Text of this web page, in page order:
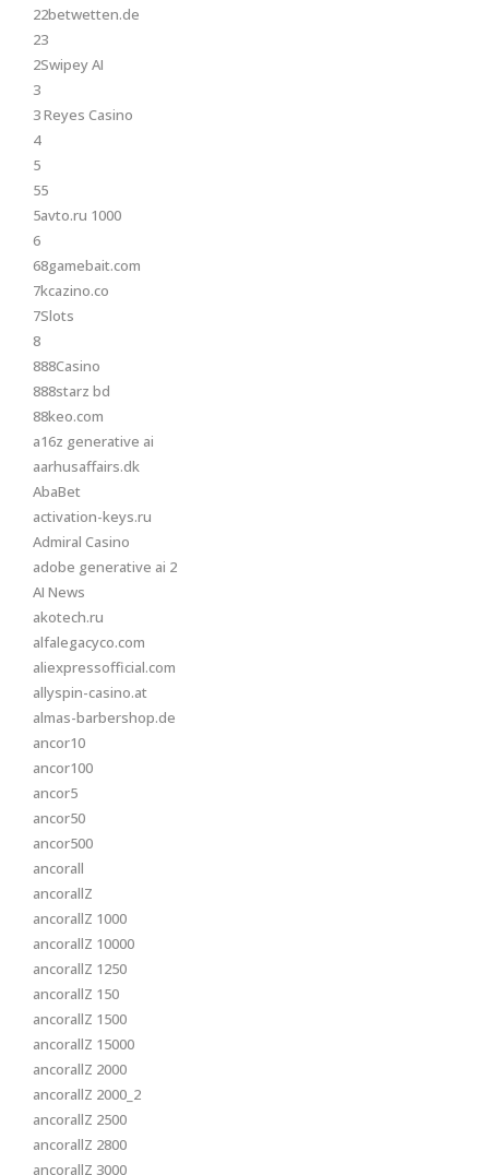
22betwetten.de
23
2Swipey AI
3
3 Reyes Casino
4
5
55
5avto.ru 1000
6
68gamebait.com
7kcazino.co
7Slots
8
888Casino
888starz bd
88keo.com
a16z generative ai
aarhusaffairs.dk
AbaBet
activation-keys.ru
Admiral Casino
adobe generative ai 2
AI News
akotech.ru
alfalegacyco.com
aliexpressofficial.com
allyspin-casino.at
almas-barbershop.de
ancor10
ancor100
ancor5
ancor50
ancor500
ancorall
ancorallZ
ancorallZ 1000
ancorallZ 10000
ancorallZ 1250
ancorallZ 150
ancorallZ 1500
ancorallZ 15000
ancorallZ 2000
ancorallZ 2000_2
ancorallZ 2500
ancorallZ 2800
ancorallZ 3000